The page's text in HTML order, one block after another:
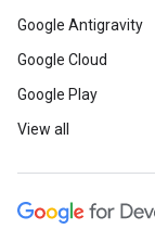
Google Antigravity
Google Cloud
Google Play
View all